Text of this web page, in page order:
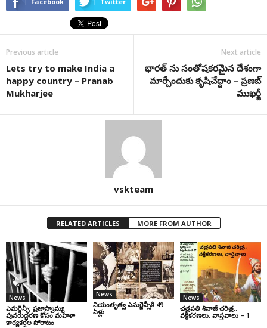
Previous article
Lets try to make India a
happy country – Pranab
Mukharjee
Next article
భారత్ ను సంతోషకరమైన దేశంగా
మార్చేందుకు కృషిచేద్దాం – ప్రణబ్
ముఖర్జీ
vskteam
RELATED ARTICLES MORE FROM AUTHOR
News
ఎమర్జెన్సీ: ప్రజాస్వామ్య
పునరుద్ధరణ కోసం మహిళా
కార్యకర్తల పోరాటం
News
నియంతృత్వ ఎమర్జెన్సీకి 49
ఏళ్లు
News
ఛ‌త్ర‌ప‌తి శివాజీ చరిత్ర‌..
వ‌క్రీక‌ర‌ణ‌లు, వాస్త‌వాలు – 1